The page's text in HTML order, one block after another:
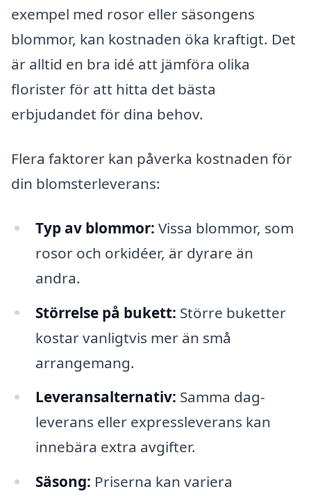
exempel med rosor eller säsongens
blommor, kan kostnaden öka kraftigt. Det
är alltid en bra idé att jämföra olika
florister för att hitta det bästa
erbjudandet för dina behov.
Flera faktorer kan påverka kostnaden för
din blomsterleverans:
Typ av blommor: Vissa blommor, som
rosor och orkidéer, är dyrare än
andra.
Störrelse på bukett: Större buketter
kostar vanligtvis mer än små
arrangemang.
Leveransalternativ: Samma dag-
leverans eller expressleverans kan
innebära extra avgifter.
Säsong: Priserna kan variera